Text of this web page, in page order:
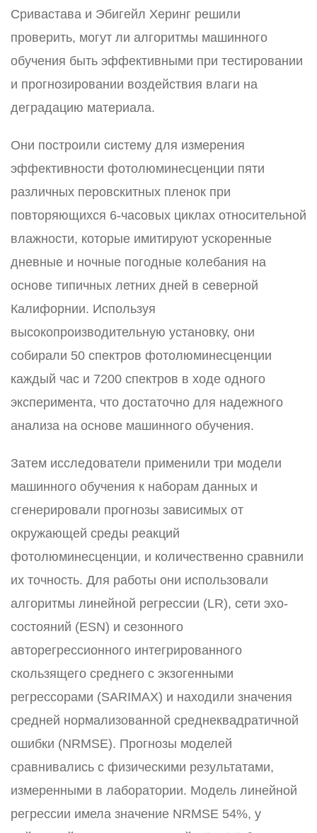
Сривастава и Эбигейл Херинг решили
проверить, могут ли алгоритмы машинного
обучения быть эффективными при тестировании
и прогнозировании воздействия влаги на
деградацию материала.
Они построили систему для измерения
эффективности фотолюминесценции пяти
различных перовскитных пленок при
повторяющихся 6-часовых циклах относительной
влажности, которые имитируют ускоренные
дневные и ночные погодные колебания на
основе типичных летних дней в северной
Калифорнии. Используя
высокопроизводительную установку, они
собирали 50 спектров фотолюминесценции
каждый час и 7200 спектров в ходе одного
эксперимента, что достаточно для надежного
анализа на основе машинного обучения.
Затем исследователи применили три модели
машинного обучения к наборам данных и
сгенерировали прогнозы зависимых от
окружающей среды реакций
фотолюминесценции, и количественно сравнили
их точность. Для работы они использовали
алгоритмы линейной регрессии (LR), сети эхо-
состояний (ESN) и сезонного
авторегрессионного интегрированного
скользящего среднего с экзогенными
регрессорами (SARIMAX) и находили значения
средней нормализованной среднеквадратичной
ошибки (NRMSE). Прогнозы моделей
сравнивались с физическими результатами,
измеренными в лаборатории. Модель линейной
регрессии имела значение NRMSE 54%, у